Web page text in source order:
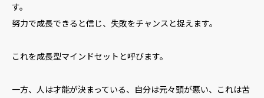
す。
努力で成長できると信じ、失敗をチャンスと捉えます。
これを成長型マインドセットと呼びます。
一方、人は才能が決まっている、自分は元々頭が悪い、これは苦